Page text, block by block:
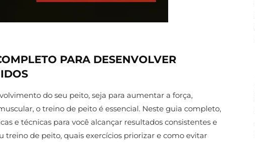
PARA DESENVOLVER
do seu peito, seja para aumentar a força,
o treino de peito é essencial. Neste guia completo,
e técnicas para você alcançar resultados consistentes e
treino de peito, quais exercícios priorizar e como evitar